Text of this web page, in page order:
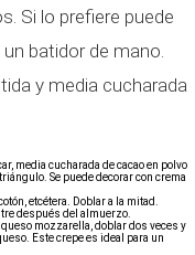
Si lo prefiere puede
batidor de mano.
y media cucharada
media cucharada de cacao en polvo
Se puede decorar con crema
etcétera. Doblar a la mitad.
después del almuerzo.
mozzarella, doblar dos veces y
Este crepe es ideal para un